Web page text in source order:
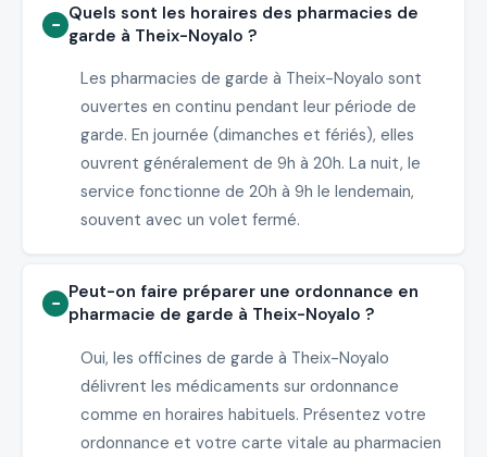
Quels sont les horaires des pharmacies de
garde à Theix-Noyalo ?
Les pharmacies de garde à Theix-Noyalo sont
ouvertes en continu pendant leur période de
garde. En journée (dimanches et fériés), elles
ouvrent généralement de 9h à 20h. La nuit, le
service fonctionne de 20h à 9h le lendemain,
souvent avec un volet fermé.
Peut-on faire préparer une ordonnance en
pharmacie de garde à Theix-Noyalo ?
Oui, les officines de garde à Theix-Noyalo
délivrent les médicaments sur ordonnance
comme en horaires habituels. Présentez votre
ordonnance et votre carte vitale au pharmacien